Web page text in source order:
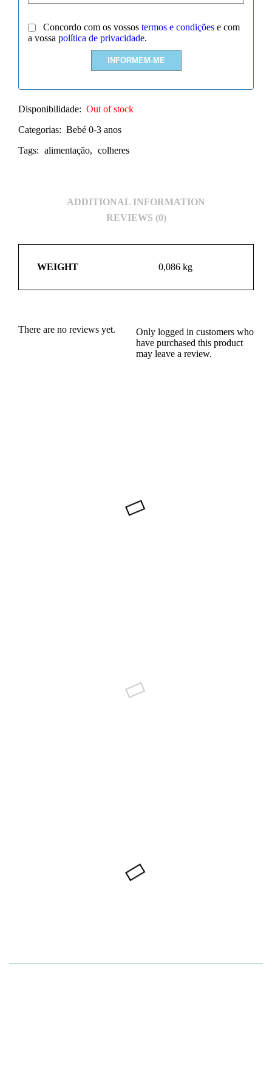
Concordo com os vossos termos e condições e com
a vossa política de privacidade.
Disponibilidade: Out of stock
Categorias: Bebé 0-3 anos
Tags: alimentação, colheres
ADDITIONAL INFORMATION
REVIEWS (0)
WEIGHT 0,086 kg
There are no reviews yet.
Only logged in customers who
have purchased this product
may leave a review.